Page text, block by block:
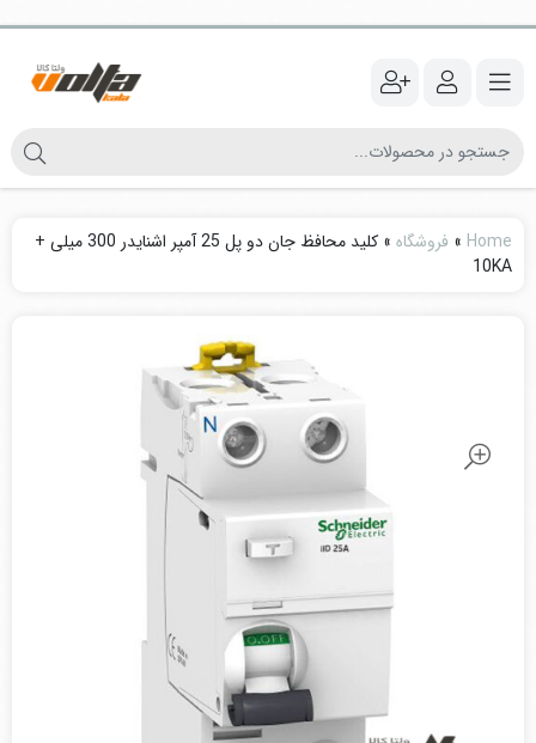
Home
» فروشگاه »
کلید محافظ جان دو پل 25 آمپر اشنایدر 300 میلی +
10KA